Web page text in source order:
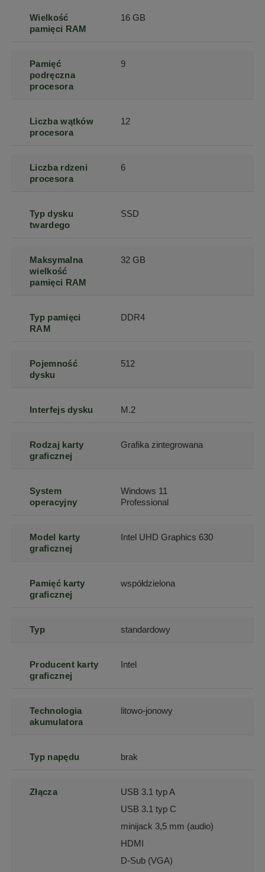
Wielkość
pamięci RAM
16 GB
Pamięć
podręczna
procesora
9
Liczba wątków
procesora
12
Liczba rdzeni
procesora
6
Typ dysku
twardego
SSD
Maksymalna
wielkość
pamięci RAM
32 GB
Typ pamięci
RAM
DDR4
Pojemność
dysku
512
Interfejs dysku M.2
Rodzaj karty
graficznej
Grafika zintegrowana
System
operacyjny
Windows 11
Professional
Model karty
graficznej
Intel UHD Graphics 630
Pamięć karty
graficznej
współdzielona
Typ standardowy
Producent karty
graficznej
Intel
Technologia
akumulatora
litowo-jonowy
Typ napędu brak
Złącza
USB 3.1 typ A
USB 3.1 typ C
minijack 3,5 mm (audio)
HDMI
D-Sub (VGA)